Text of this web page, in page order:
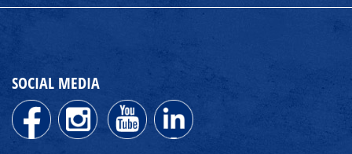
SOCIAL MEDIA